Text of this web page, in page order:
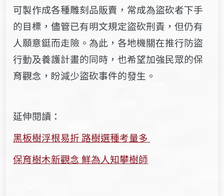
可製作成各種雕刻品販賣， 常成為盜砍者下手
的目標，儘管已有明文規定盜砍刑責，但仍有
人願意鋌而走險。為此，各地機關在推行防盜
行動及養護計畫的同時 ，也希望加強民眾的保
育觀念， 盼減少盜砍事件的發生 。
延伸閱讀：
黑板樹浮根易折 路樹選種考量多
保育樹木新觀念 鮮為人知攀樹師